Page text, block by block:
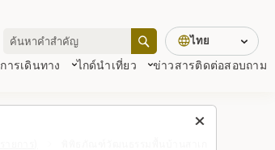
การเดินทาง ไกด์นำเที่ยว ข่าวสารติดต่อสอบถาม
ไทย